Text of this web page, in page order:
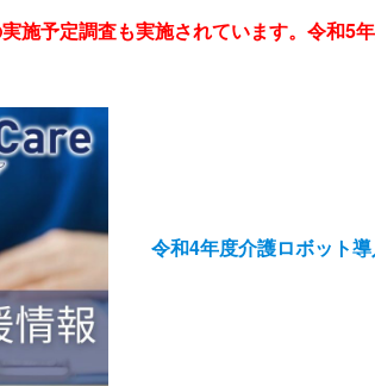
施予定調査も実施されています。令和5
令和4年度介護ロボット